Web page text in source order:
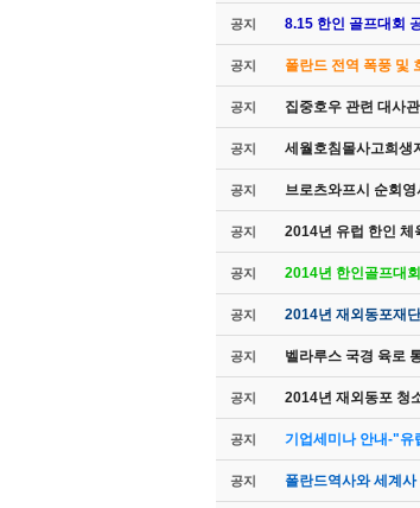
공지 8.15 한인 골프대회
공지 폴란드 전역 폭풍 및
공지 집중호우 관련 대사
공지 세월호침몰사고희생
공지 브로츠와프시 순회영
공지 2014년 유럽 한인 체
공지 2014년 한인골프대
공지 2014년 재외동포재
공지 벨라루스 국경 육로
공지 2014년 재외동포 청
공지 기업세미나 안내-"유
공지 폴란드역사와 세계